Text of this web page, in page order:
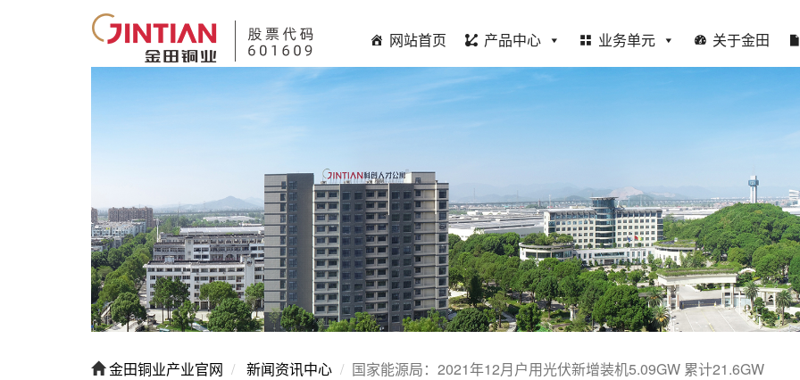
网站首页 产品中心 业务单元 关于金田
金田铜业产业官网 新闻资讯中心 国家能源局：2021年12月户用光伏新增装机5.09GW 累计21.6GW